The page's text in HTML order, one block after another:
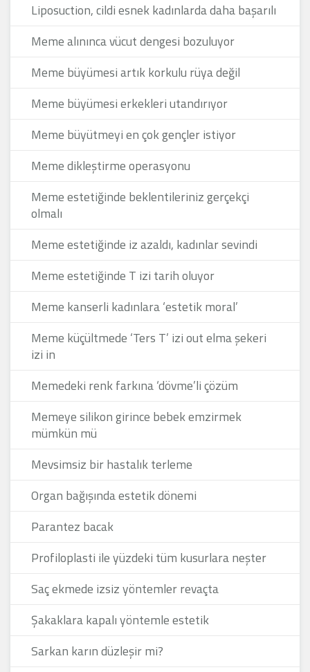
Liposuction, cildi esnek kadınlarda daha başarılı
Meme alınınca vücut dengesi bozuluyor
Meme büyümesi artık korkulu rüya değil
Meme büyümesi erkekleri utandırıyor
Meme büyütmeyi en çok gençler istiyor
Meme dikleştirme operasyonu
Meme estetiğinde beklentileriniz gerçekçi
olmalı
Meme estetiğinde iz azaldı, kadınlar sevindi
Meme estetiğinde T izi tarih oluyor
Meme kanserli kadınlara ‘estetik moral’
Meme küçültmede ‘Ters T’ izi out elma şekeri
izi in
Memedeki renk farkına ‘dövme’li çözüm
Memeye silikon girince bebek emzirmek
mümkün mü
Mevsimsiz bir hastalık terleme
Organ bağışında estetik dönemi
Parantez bacak
Profiloplasti ile yüzdeki tüm kusurlara neşter
Saç ekmede izsiz yöntemler revaçta
Şakaklara kapalı yöntemle estetik
Sarkan karın düzleşir mi?